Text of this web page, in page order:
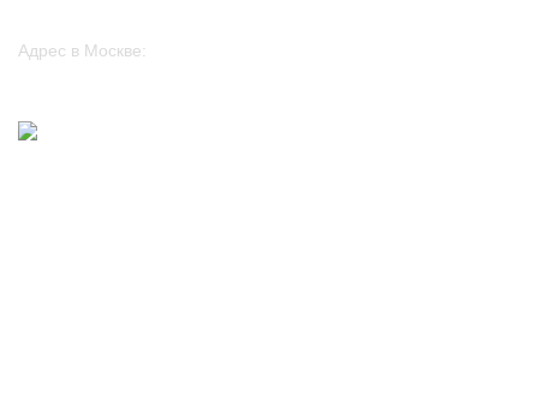
Адрес в Москве: